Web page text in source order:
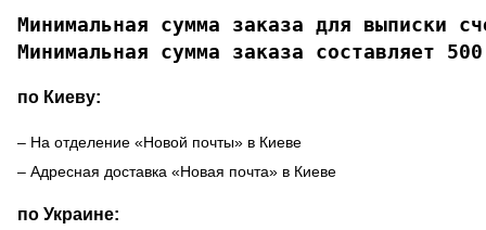
Минимальная сумма заказа для выписки
Минимальная сумма заказа составляет
по Киеву:
– На отделение «Новой почты» в Киеве
– Адресная доставка «Новая почта» в Киеве
по Украине: